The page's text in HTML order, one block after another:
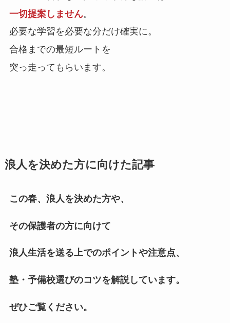
一切提案しません。
必要な学習を必要な分だけ確実に。
合格までの最短ルートを
突っ走ってもらいます。
浪人を決めた方に向けた記事
この春、浪人を決めた方や、
その保護者の方に向けて
浪人生活を送る上でのポイントや注意点、
塾・予備校選びのコツを解説しています。
ぜひご覧ください。